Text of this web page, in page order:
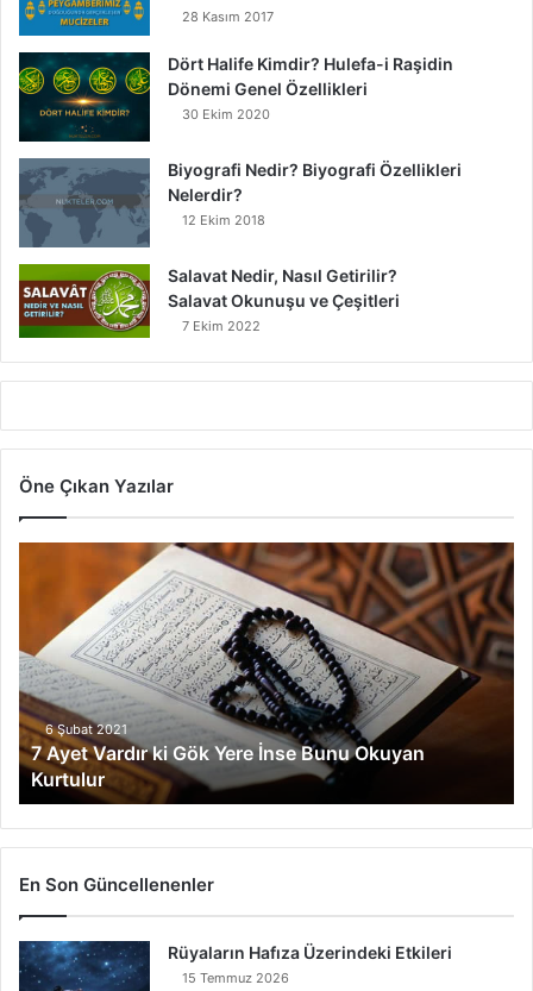
28 Kasım 2017
Dört Halife Kimdir? Hulefa-i Raşidin
Dönemi Genel Özellikleri
30 Ekim 2020
Biyografi Nedir? Biyografi Özellikleri
Nelerdir?
12 Ekim 2018
Salavat Nedir, Nasıl Getirilir?
Salavat Okunuşu ve Çeşitleri
7 Ekim 2022
Öne Çıkan Yazılar
t
V
a
r
d
r
k
i
G
Y
e
6 Şubat 2021
7 Ayet Vardır ki Gök Yere İnse Bunu Okuyan
Kurtulur
En Son Güncellenenler
Rüyaların Hafıza Üzerindeki Etkileri
15 Temmuz 2026